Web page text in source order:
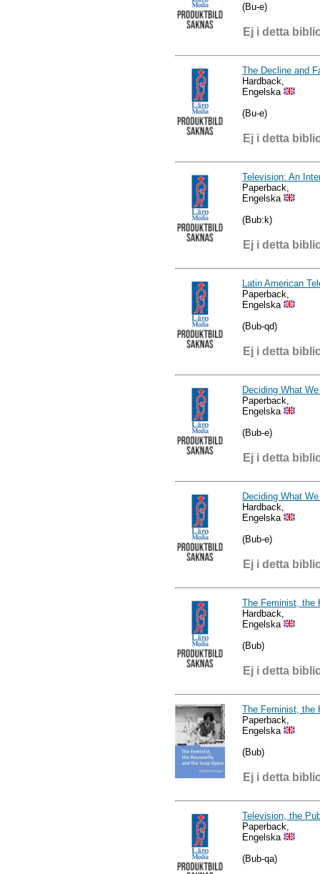
(Bu-e)
Ej i detta
The Decline and
Hardback,
Engelska
(Bu-e)
Ej i detta
Television: An
Paperback,
Engelska
(Bub:k)
Ej i detta
Latin American
Paperback,
Engelska
(Bub-qd)
Ej i detta
Deciding What
Paperback,
Engelska
(Bub-e)
Ej i detta
Deciding What
Hardback,
Engelska
(Bub-e)
Ej i detta
The Feminist, the
Hardback,
Engelska
(Bub)
Ej i detta
The Feminist, the
Paperback,
Engelska
(Bub)
Ej i detta
Television, the
Paperback,
Engelska
(Bub-qa)